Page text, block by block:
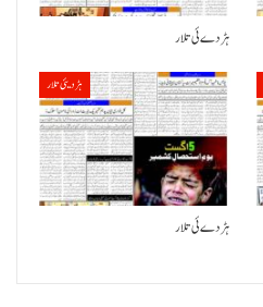
ہڑدے ئی تلار
ہڑدیئی تلار
ہڑدے ئی تلار